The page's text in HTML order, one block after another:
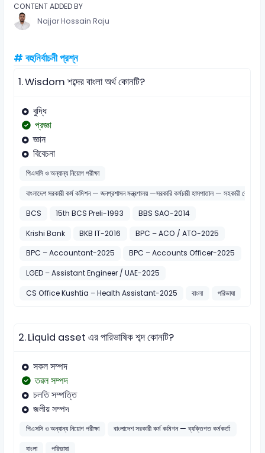
CONTENT ADDED BY
Najjar Hossain Raju
# বহুনির্বাচনী প্রশ্ন
1.Wisdom শব্দের বাংলা অর্থ কোনটি?
বুদ্ধি
প্রজ্ঞা
জ্ঞান
বিবেচনা
পিএসসি ও অন্যান্য নিয়োগ পরীক্ষা
বাংলাদেশ সরকারী কর্ম কমিশন — জনপ্রশাসন মন্ত্রণালয় —সরকারি কর্মচারী হাসপাতাল — সহকারী রেজিস্টার
BCS
15th BCS Preli-1993
BBS SAO-2014
Krishi Bank
BKB IT-2016
BPC – ACO / ATO-2025
BPC – Accountant-2025
BPC – Accounts Officer-2025
LGED – Assistant Engineer / UAE-2025
CS Office Kushtia – Health Assistant-2025
বাংলা পরিভাষা
2.Liquid asset এর পারিভাষিক শব্দ কোনটি?
সকল সম্পদ
তরল সম্পদ
চলতি সম্পত্তি
জলীয় সম্পদ
পিএসসি ও অন্যান্য নিয়োগ পরীক্ষা
বাংলাদেশ সরকারী কর্ম কমিশন — ব্যক্তিগত কর্মকর্তা
বাংলা
পরিভাষা